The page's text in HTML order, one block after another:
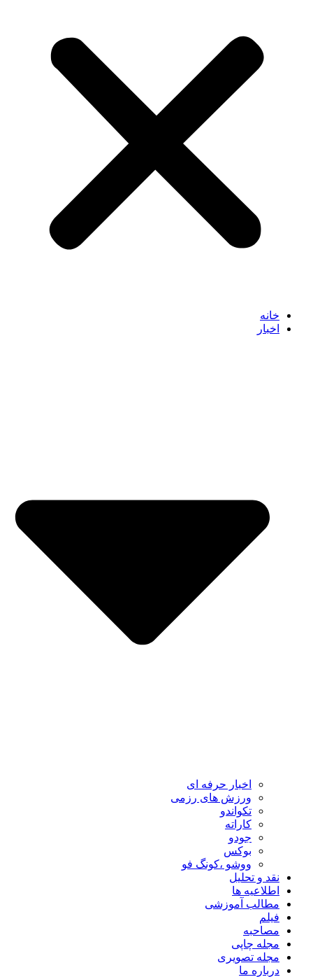
خانه
اخبار
اخبار حرفه ای
ورزش های رزمی
تکواندو
کاراته
جودو
بوکس
ووشو ،کونگ فو
نقد و تحلیل
اطلاعیه ها
مطالب آموزشی
فیلم
مصاحبه
مجله چاپی
مجله تصویری
درباره ما